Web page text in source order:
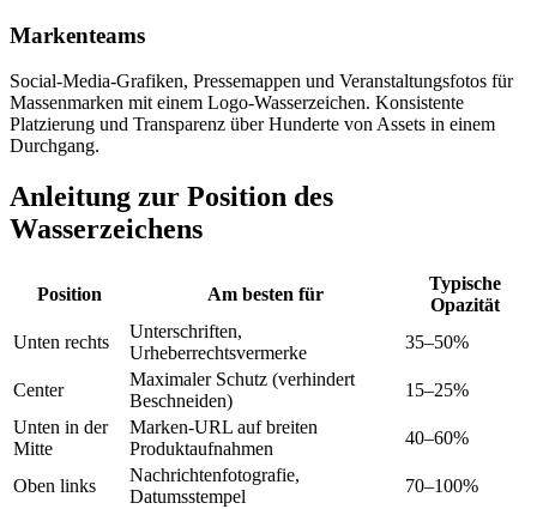
Markenteams
Social-Media-Grafiken, Pressemappen und Veranstaltungsfotos für
Massenmarken mit einem Logo-Wasserzeichen. Konsistente
Platzierung und Transparenz über Hunderte von Assets in einem
Durchgang.
Anleitung zur Position des
Wasserzeichens
Position Am besten für
Typische
Opazität
Unten rechts
Unterschriften,
Urheberrechtsvermerke
35–50%
Center
Maximaler Schutz (verhindert
Beschneiden)
15–25%
Unten in der
Mitte
Marken-URL auf breiten
Produktaufnahmen
40–60%
Oben links
Nachrichtenfotografie,
Datumsstempel
70–100%